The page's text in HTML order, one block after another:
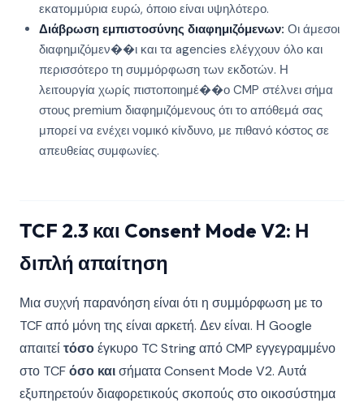
εκατομμύρια ευρώ, όποιο είναι υψηλότερο.
Διάβρωση εμπιστοσύνης διαφημιζόμενων: Οι άμεσοι
διαφημιζόμεν��ι και τα agencies ελέγχουν όλο και
περισσότερο τη συμμόρφωση των εκδοτών. Η
λειτουργία χωρίς πιστοποιημέ��ο CMP στέλνει σήμα
στους premium διαφημιζόμενους ότι το απόθεμά σας
μπορεί να ενέχει νομικό κίνδυνο, με πιθανό κόστος σε
απευθείας συμφωνίες.
TCF 2.3 και Consent Mode V2: Η
διπλή απαίτηση
Μια συχνή παρανόηση είναι ότι η συμμόρφωση με το
TCF από μόνη της είναι αρκετή. Δεν είναι. Η Google
απαιτείτόσοέγκυρο TC String από CMP εγγεγραμμένο
στο TCFόσο καισήματα Consent Mode V2. Αυτά
εξυπηρετούν διαφορετικούς σκοπούς στο οικοσύστημα